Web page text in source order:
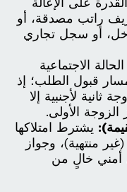
راتب مصدقة، أو
أو سجل تجاري
الاجتماعية
قبول الطلب؛ إذ
ثانية لأجنبية إلا
الأولى.
يشترط امتلاكها
منتهية)، وجواز
خالٍ من